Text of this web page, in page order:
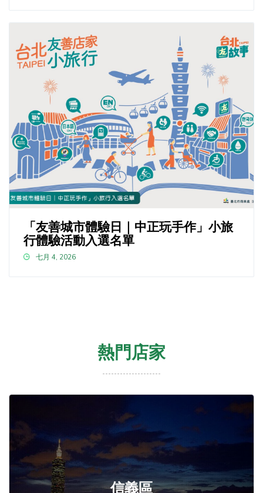
「友善城市體驗日｜中正玩手作」小旅
行體驗活動入選名單
七月 4, 2026
熱門店家
信義區